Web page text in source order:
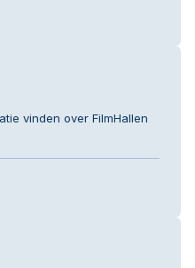
vinden over FilmHallen